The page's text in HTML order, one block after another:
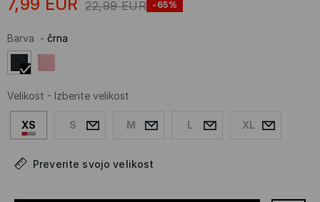
7,99 EUR 22,99 EUR -65%
Barva - črna
Velikost - Izberite velikost
XS S M L XL
Preverite svojo velikost